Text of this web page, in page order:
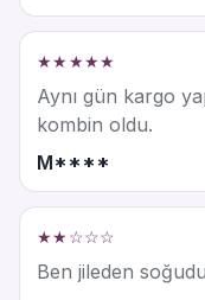
★★★★★
Aynı gün kargo
kombin oldu.
M****
★★☆☆☆
Ben jileden